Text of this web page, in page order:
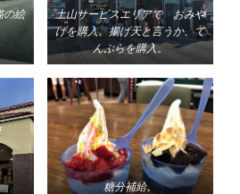
の絵
土山サービスエリアで おみや
げを購入。揚げ天と言うか、て
んぷらを購入。
糖分補給。